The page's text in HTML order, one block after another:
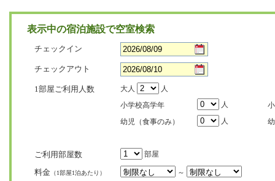
表示中の宿泊施設で空室検索
チェックイン
チェックアウト
1部屋ご利用人数 大人
人
小学校高学年
人
幼児（食事のみ）
人
ご利用部屋数 部屋
料金 （1部屋1泊あたり） ～